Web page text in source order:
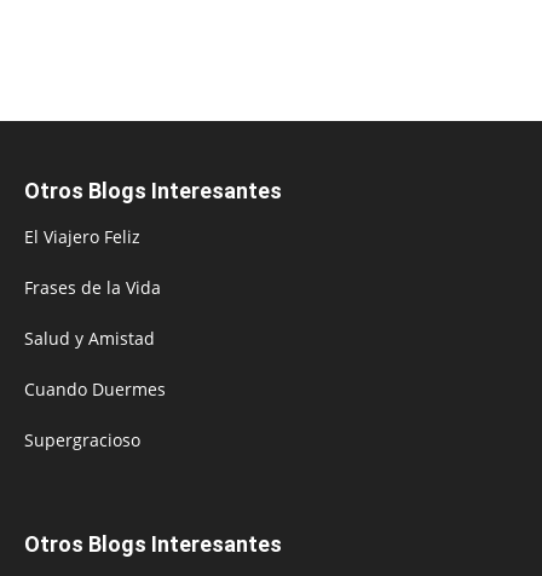
Otros Blogs Interesantes
El Viajero Feliz
Frases de la Vida
Salud y Amistad
Cuando Duermes
Supergracioso
Otros Blogs Interesantes